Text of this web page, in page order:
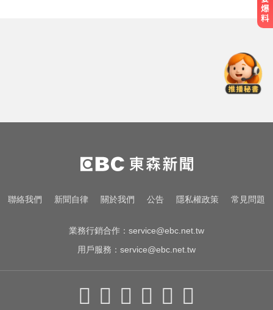
捷
泰女公務員精緻妝容爆紅 怒嗆網
友：憑什麼不能畫
愛玩車／奧迪最省電新作 A2 e-tron
聯絡我們 新聞自律 關於我們 公告 隱私權政策 常見問題
業務行銷合作： service@ebc.net.tw
用戶服務： service@ebc.net.tw